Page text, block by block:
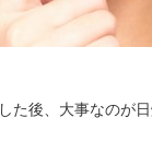
た後、大事なのが